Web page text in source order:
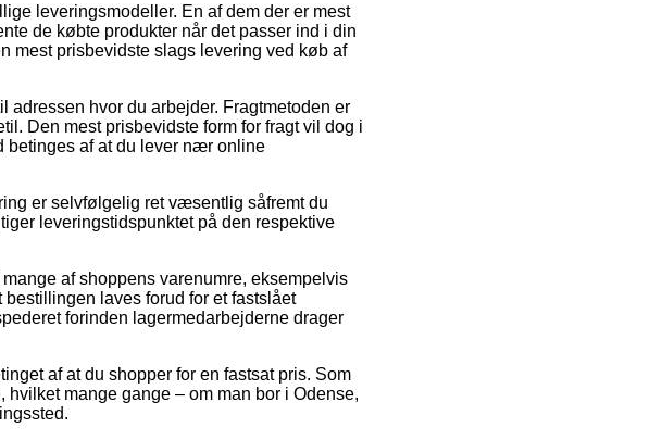
leveringsmodeller. En af dem der er mest
de købte produkter når det passer ind i din
mest prisbevidste slags levering ved køb af
hvor du arbejder. Fragtmetoden er
Den mest prisbevidste form for fragt vil dog i
betinges af at du lever nær online
er selvfølgelig ret væsentlig såfremt du
leveringstidspunktet på den respektive
af shoppens varenumre, eksempelvis
laves forud for et fastslået
forinden lagermedarbejderne drager
af at du shopper for en fastsat pris. Som
mange gange – om man bor i Odense,